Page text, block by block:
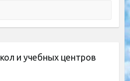
и учебных центров